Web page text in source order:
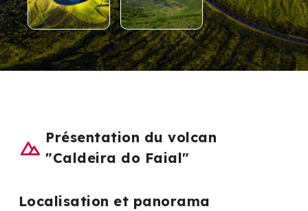
Présentation du volcan
"Caldeira do Faial"
Localisation et panorama